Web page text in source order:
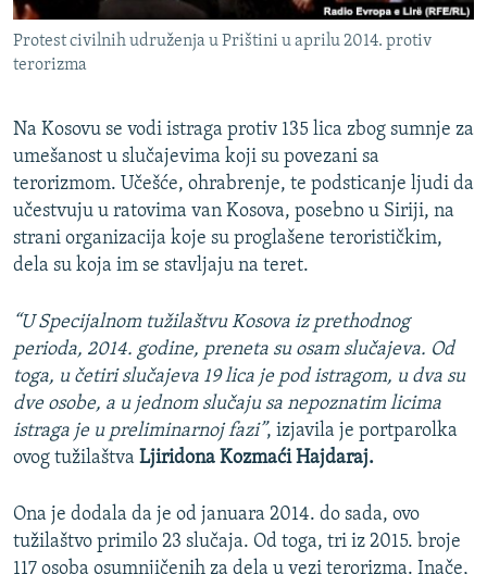
POPLAVE I KLIZIŠTA U BIH 2024.
TV LIBERTY
MOJA EVROPA
TRI DECENIJE OD RATA U BIH
SVE KARTE DEJTONA
NASTANAK I RASPAD JUGOSLAVIJE
Sve RFE/RL stranice
Protest civilnih udruženja u Prištini u aprilu 2014. protiv
terorizma
Na Kosovu se vodi istraga protiv 135 lica zbog sumnje za
umešanost u slučajevima koji su povezani sa
terorizmom. Učešće, ohrabrenje, te podsticanje ljudi da
učestvuju u ratovima van Kosova, posebno u Siriji, na
strani organizacija koje su proglašene terorističkim,
dela su koja im se stavljaju na teret.
“U Specijalnom tužilaštvu Kosova iz prethodnog
perioda, 2014. godine, preneta su osam slučajeva. Od
toga, u četiri slučajeva 19 lica je pod istragom, u dva su
dve osobe, a u jednom slučaju sa nepoznatim licima
istraga je u preliminarnoj fazi”, izjavila je portparolka
ovog tužilaštva Ljiridona Kozmaći Hajdaraj.
Ona je dodala da je od januara 2014. do sada, ovo
tužilaštvo primilo 23 slučaja. Od toga, tri iz 2015. broje
117 osoba osumnjičenih za dela u vezi terorizma. Inače,